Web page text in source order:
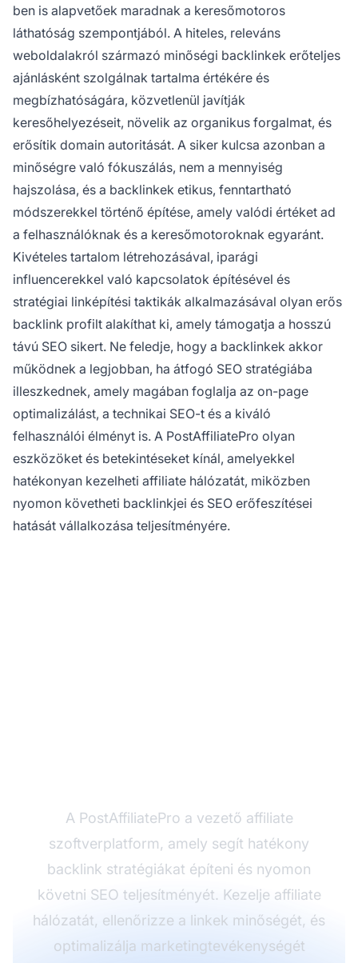
ben is alapvetőek maradnak a keresőmotoros
láthatóság szempontjából. A hiteles, releváns
weboldalakról származó minőségi backlinkek erőteljes
ajánlásként szolgálnak tartalma értékére és
megbízhatóságára, közvetlenül javítják
keresőhelyezéseit, növelik az organikus forgalmat, és
erősítik domain autoritását. A siker kulcsa azonban a
minőségre való fókuszálás, nem a mennyiség
hajszolása, és a backlinkek etikus, fenntartható
módszerekkel történő építése, amely valódi értéket ad
a felhasználóknak és a keresőmotoroknak egyaránt.
Kivételes tartalom létrehozásával, iparági
influencerekkel való kapcsolatok építésével és
stratégiai linképítési taktikák alkalmazásával olyan erős
backlink profilt alakíthat ki, amely támogatja a hosszú
távú SEO sikert. Ne feledje, hogy a backlinkek akkor
működnek a legjobban, ha átfogó SEO stratégiába
illeszkednek, amely magában foglalja az on-page
optimalizálást, a technikai SEO-t és a kiváló
felhasználói élményt is. A PostAffiliatePro olyan
eszközöket és betekintéseket kínál, amelyekkel
hatékonyan kezelheti affiliate hálózatát, miközben
nyomon követheti backlinkjei és SEO erőfeszítései
hatását vállalkozása teljesítményére.
A PostAffiliatePro a vezető affiliate
szoftverplatform, amely segít hatékony
backlink stratégiákat építeni és nyomon
követni SEO teljesítményét. Kezelje affiliate
hálózatát, ellenőrizze a linkek minőségét, és
optimalizálja marketingtevékenységét